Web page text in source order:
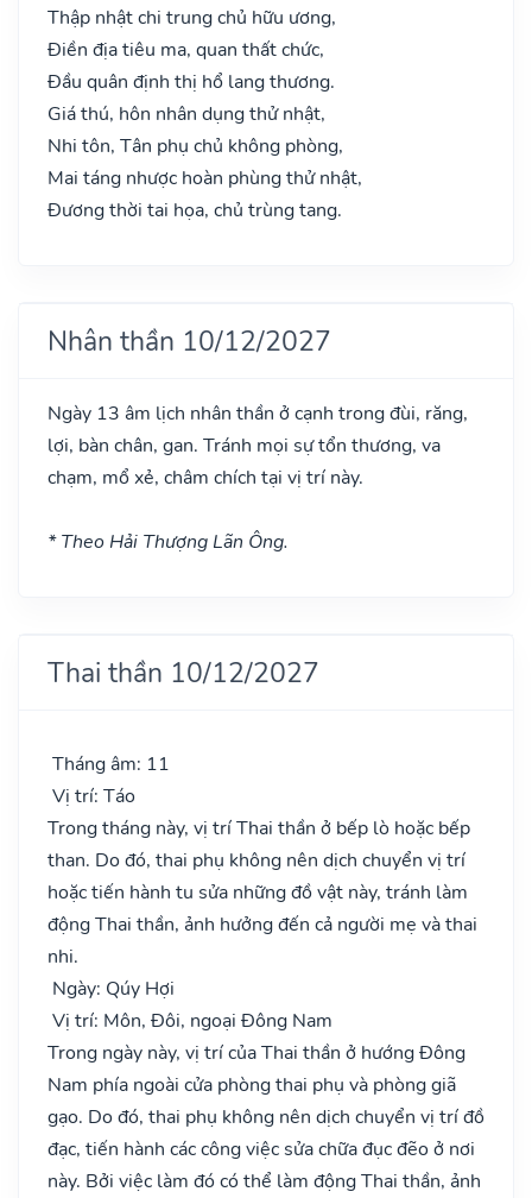
Thập nhật chi trung chủ hữu ương,
Điền địa tiêu ma, quan thất chức,
Đầu quân định thị hổ lang thương.
Giá thú, hôn nhân dụng thử nhật,
Nhi tôn, Tân phụ chủ không phòng,
Mai táng nhược hoàn phùng thử nhật,
Đương thời tai họa, chủ trùng tang.
Nhân thần 10/12/2027
Ngày 13 âm lịch nhân thần ở cạnh trong đùi, răng,
lợi, bàn chân, gan. Tránh mọi sự tổn thương, va
chạm, mổ xẻ, châm chích tại vị trí này.
* Theo Hải Thượng Lãn Ông.
Thai thần 10/12/2027
Tháng âm: 11
Vị trí: Táo
Trong tháng này, vị trí Thai thần ở bếp lò hoặc bếp
than. Do đó, thai phụ không nên dịch chuyển vị trí
hoặc tiến hành tu sửa những đồ vật này, tránh làm
động Thai thần, ảnh hưởng đến cả người mẹ và thai
nhi.
Ngày: Qúy Hợi
Vị trí: Môn, Đôi, ngoại Đông Nam
Trong ngày này, vị trí của Thai thần ở hướng Đông
Nam phía ngoài cửa phòng thai phụ và phòng giã
gạo. Do đó, thai phụ không nên dịch chuyển vị trí đồ
đạc, tiến hành các công việc sửa chữa đục đẽo ở nơi
này. Bởi việc làm đó có thể làm động Thai thần, ảnh